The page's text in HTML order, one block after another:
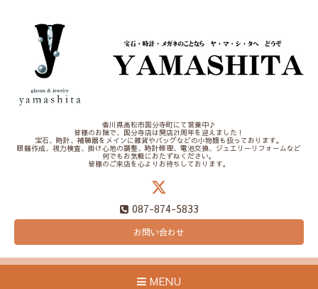
香川県高松市国分寺町にて営業中♪
皆様のお陰で、国分寺店は開店21周年を迎えました！
宝石、時計、補聴器をメインに雑貨やバッグなどの小物類も扱っております。
眼鏡作成、視力検査、掛け心地の調整、時計修理、電池交換、ジュエリーリフォームなど
何でもお気軽におたずねください。
皆様のご来店を心よりお待ちしております。
087-874-5833
お問い合わせ
MENU